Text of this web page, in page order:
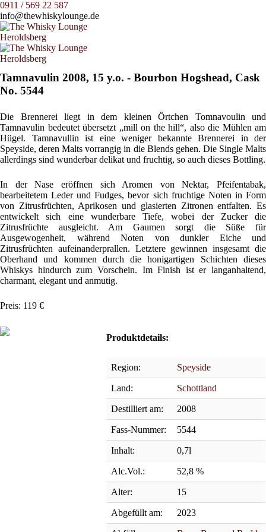
0911 / 569 22 587
info@thewhiskylounge.de
Tamnavulin 2008, 15 y.o. - Bourbon Hogshead, Cask
No. 5544
Die Brennerei liegt in dem kleinen Örtchen Tomnavoulin und
Tamnavulin bedeutet übersetzt „mill on the hill“, also die Mühlen am
Hügel. Tamnavullin ist eine weniger bekannte Brennerei in der
Speyside, deren Malts vorrangig in die Blends gehen. Die Single Malts
allerdings sind wunderbar delikat und fruchtig, so auch dieses Bottling.
In der Nase eröffnen sich Aromen von Nektar, Pfeifentabak,
bearbeitetem Leder und Fudges, bevor sich fruchtige Noten in Form
von Zitrusfrüchten, Aprikosen und glasierten Zitronen entfalten. Es
entwickelt sich eine wunderbare Tiefe, wobei der Zucker die
Zitrusfrüchte ausgleicht. Am Gaumen sorgt die Süße für
Ausgewogenheit, während Noten von dunkler Eiche und
Zitrusfrüchten aufeinanderprallen. Letztere gewinnen insgesamt die
Oberhand und kommen durch die honigartigen Schichten dieses
Whiskys hindurch zum Vorschein. Im Finish ist er langanhaltend,
charmant, elegant und anmutig.
Preis: 119 €
Produktdetails:
Region: Speyside
Land: Schottland
Destilliert am: 2008
Fass-Nummer: 5544
Inhalt: 0,7l
Alc.Vol.: 52,8 %
Alter: 15
Abgefüllt am: 2023